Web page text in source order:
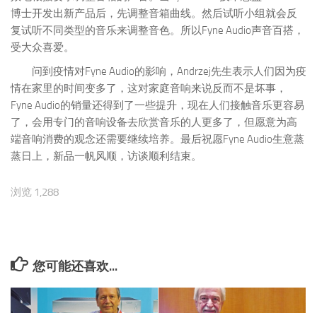
博士开发出新产品后，先调整音箱曲线。然后试听小组就会反
复试听不同类型的音乐来调整音色。所以Fyne Audio声音百搭，
受大众喜爱。
问到疫情对Fyne Audio的影响，Andrzej先生表示人们因为疫
情在家里的时间变多了，这对家庭音响来说反而不是坏事，
Fyne Audio的销量还得到了一些提升，现在人们接触音乐更容易
了，会用专门的音响设备去欣赏音乐的人更多了，但愿意为高
端音响消费的观念还需要继续培养。最后祝愿Fyne Audio生意蒸
蒸日上，新品一帆风顺，访谈顺利结束。
浏览 1,288
您可能还喜欢...